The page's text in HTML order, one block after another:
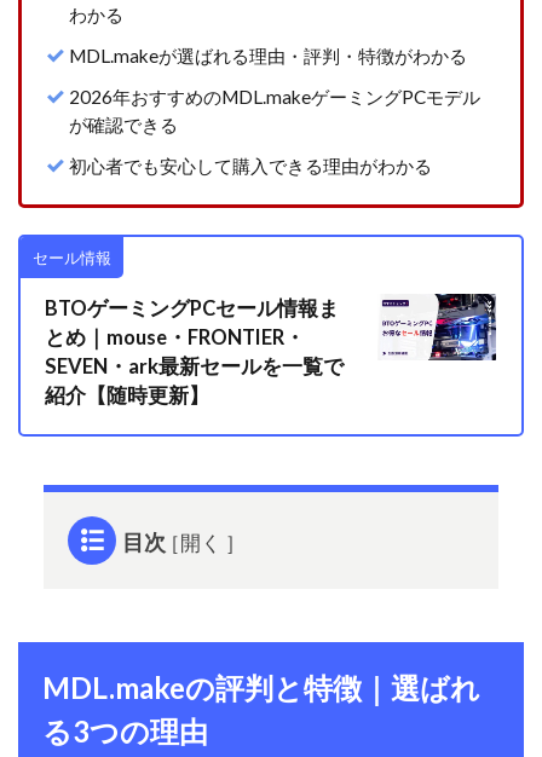
わかる
MDL.makeが選ばれる理由・評判・特徴がわかる
2026年おすすめのMDL.makeゲーミングPCモデル
が確認できる
初心者でも安心して購入できる理由がわかる
セール情報
BTOゲーミングPCセール情報ま
とめ｜mouse・FRONTIER・
SEVEN・ark最新セールを一覧で
紹介【随時更新】
目次
ばれる3つ
の理由
1.1
MDL.makeの評判と特徴｜選ばれ
る3つの理由